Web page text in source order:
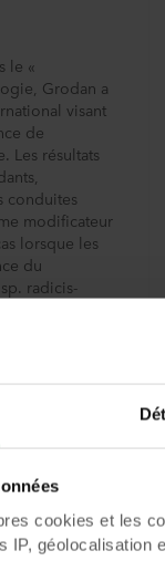
cookies et les
géolocalisation
le «
Grodan a
visant
de
Les résultats
conduites
modificateur
lorsque les
du
radicis-
le
de ces
d'hygiène
leurs